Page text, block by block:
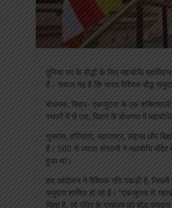
दुनिया भर के बौद्धों के लिए महाबोधि
है। सवाल यह है कि भारत वैश्विक बौद्ध
बोधगया, बिहार- एकजुटता के एक
स्थलों में से एक, बिहार के बोधगया में
गुजरात, हरियाणा, महाराष्ट्र, लद्दाख और
हैं। 500 से ज़्यादा संगठनों ने महाबोधि
हुआ था।
इस आंदोलन ने वैश्विक गति पकड़ी है, जिसमें
समुदाय शामिल हो रहे हैं। “एकजुटता में:
मिला है, जो मंदिर के प्रबंधन को बौद्ध